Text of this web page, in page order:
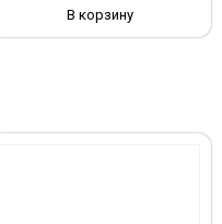
В корзину